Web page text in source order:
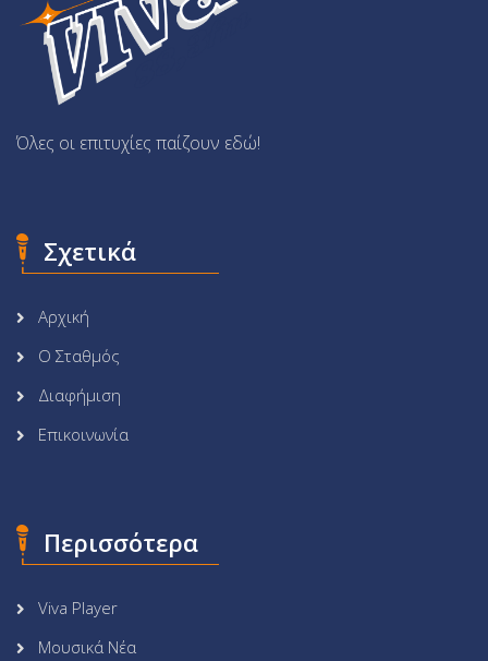
Όλες οι επιτυχίες παίζουν εδώ!
Σχετικά
Αρχική
Ο Σταθμός
Διαφήμιση
Επικοινωνία
Περισσότερα
Viva Player
Μουσικά Νέα